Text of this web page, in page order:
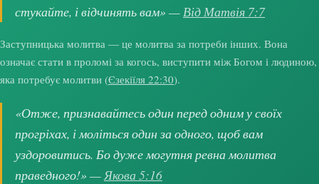
стукайте, і відчинять вам» —Від Матвія 7:7
Заступницька молитва — це молитва за потреби інших. Вона
означає стати в проломі за когось, виступити між Богом і людиною,
яка потребує молитви (Єзекіїля 22:30).
«Отже, признавайтесь один перед одним у своїх
прогріхах, і моліться один за одного, щоб вам
уздоровитись. Бо дуже могутня ревна молитва
праведного!» —Якова 5:16